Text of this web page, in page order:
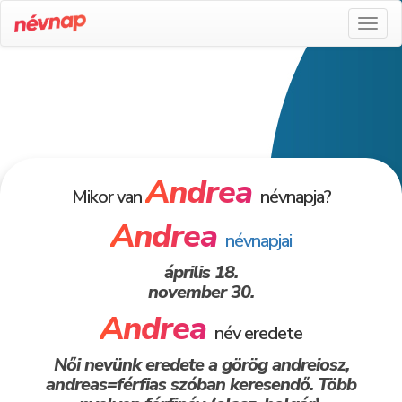
Mikor vanAndrea névnapja?
Andrea névnapjai
április 18.
november 30.
Andrea név eredete
Női nevünk eredete a görög andreiosz,
andreas=férfias szóban keresendő. Több